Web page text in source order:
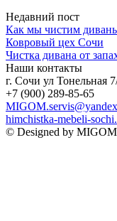
Недавний пост
Как мы чистим
Ковровый цех Сочи
Чистка дивана от
Наши контакты
г. Сочи ул Тонельная
+7 (900) 289-85-65
himchistka-mebeli-
© Designed by